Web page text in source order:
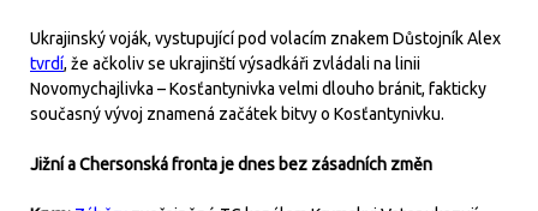
Ukrajinský voják, vystupující pod volacím znakem Důstojník Alex
tvrdí, že ačkoliv se ukrajinští výsadkáři zvládali na linii
Novomychajlivka – Kosťantynivka velmi dlouho bránit, fakticky
současný vývoj znamená začátek bitvy o Kosťantynivku.
Jižní a Chersonská fronta je dnes bez zásadních změn